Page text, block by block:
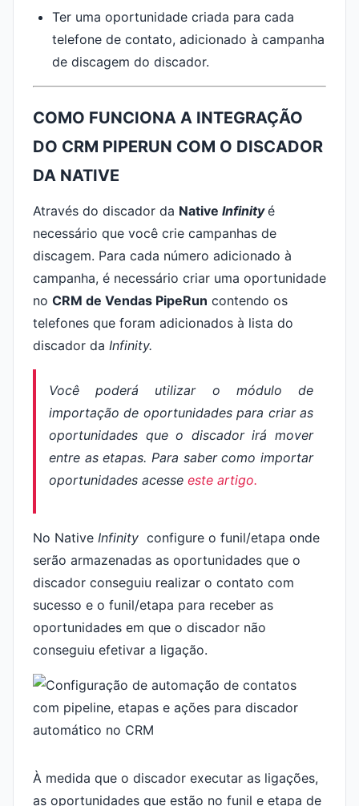
Ter uma oportunidade criada para cada
telefone de contato, adicionado à campanha
de discagem do discador.
COMO FUNCIONA A INTEGRAÇÃO
DO CRM PIPERUN COM O DISCADOR
DA NATIVE
Através do discador da Native Infinityé
necessário que você crie campanhas de
discagem. Para cada número adicionado à
campanha, é necessário criar uma oportunidade
no CRM de Vendas PipeRun contendo os
telefones que foram adicionados à lista do
discador da Infinity.
Você poderá utilizar o módulo de
importação de oportunidades para criar as
oportunidades que o discador irá mover
entre as etapas. Para saber como importar
oportunidades acesse este artigo.
No Native Infinity configure o funil/etapa onde
serão armazenadas as oportunidades que o
discador conseguiu realizar o contato com
sucesso e o funil/etapa para receber as
oportunidades em que o discador não
conseguiu efetivar a ligação.
À medida que o discador executar as ligações,
as oportunidades que estão no funil e etapa de